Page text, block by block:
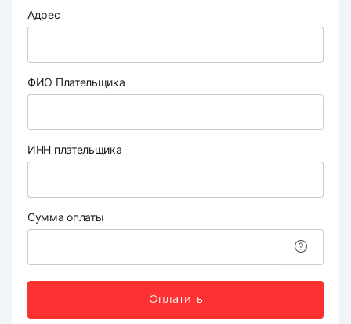
Адрес
ФИО Плательщика
ИНН плательщика
Сумма оплаты
Оплатить